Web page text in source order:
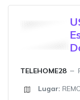
TELEHOME28
Lugar: